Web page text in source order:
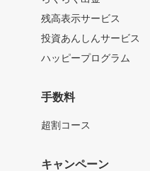
残高表示サービス
投資あんしんサービス
ハッピープログラム
手数料
超割コース
キャンペーン